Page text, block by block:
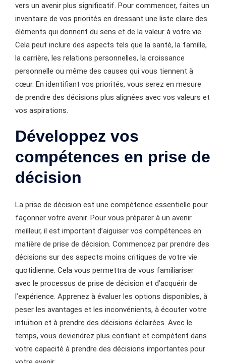
vers un avenir plus significatif. Pour commencer, faites un
inventaire de vos priorités en dressant une liste claire des
éléments qui donnent du sens et de la valeur à votre vie.
Cela peut inclure des aspects tels que la santé, la famille,
la carrière, les relations personnelles, la croissance
personnelle ou même des causes qui vous tiennent à
cœur. En identifiant vos priorités, vous serez en mesure
de prendre des décisions plus alignées avec vos valeurs et
vos aspirations.
Développez vos
compétences en prise de
décision
La prise de décision est une compétence essentielle pour
façonner votre avenir. Pour vous préparer à un avenir
meilleur, il est important d’aiguiser vos compétences en
matière de prise de décision. Commencez par prendre des
décisions sur des aspects moins critiques de votre vie
quotidienne. Cela vous permettra de vous familiariser
avec le processus de prise de décision et d’acquérir de
l’expérience. Apprenez à évaluer les options disponibles, à
peser les avantages et les inconvénients, à écouter votre
intuition et à prendre des décisions éclairées. Avec le
temps, vous deviendrez plus confiant et compétent dans
votre capacité à prendre des décisions importantes pour